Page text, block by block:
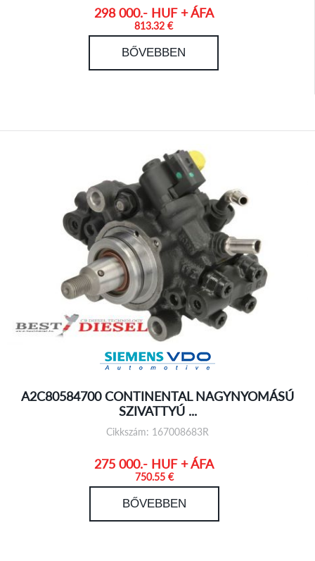
298 000.- HUF + ÁFA
813.32 €
BŐVEBBEN
A2C80584700 CONTINENTAL NAGYNYOMÁSÚ
SZIVATTYÚ ...
Cikkszám: 167008683R
275 000.- HUF + ÁFA
750.55 €
BŐVEBBEN